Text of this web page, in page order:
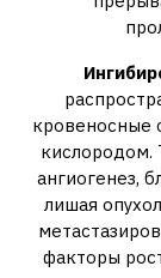
кровеносные
кислородом.
ангиогенез‚
лишая
факторы